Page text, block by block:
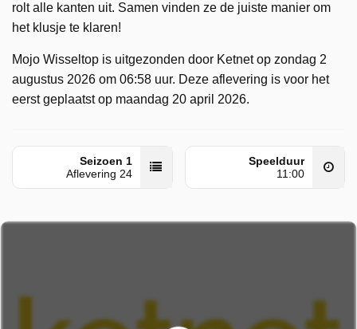
rolt alle kanten uit. Samen vinden ze de juiste manier om
het klusje te klaren!
Mojo Wisseltop is uitgezonden door Ketnet op zondag 2
augustus 2026 om 06:58 uur. Deze aflevering is voor het
eerst geplaatst op maandag 20 april 2026.
Seizoen 1
Aflevering 24
Speelduur
11:00